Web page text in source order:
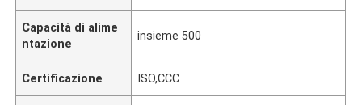
Capacità di alime
ntazione
insieme 500
Certificazione ISO,CCC